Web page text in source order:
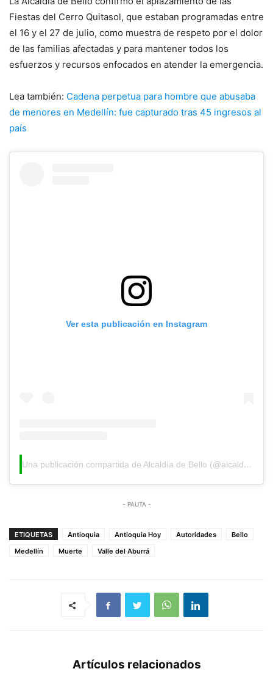
Fiestas del Cerro Quitasol, que estaban programadas entre
el 16 y el 27 de julio, como muestra de respeto por el dolor
de las familias afectadas y para mantener todos los
esfuerzos y recursos enfocados en atender la emergencia.
Lea también: Cadena perpetua para hombre que abusaba
de menores en Medellín: fue capturado tras 45 ingresos al
país
Ver esta publicación en Instagram
Una publicación compartida de Alcaldía de Bello (@alcaldiadebello)
- PAUTA -
ETIQUETAS Antioquia Antioquia Hoy Autoridades
Bello
Medellín
Muerte Valle del Aburrá
Artículos relacionados